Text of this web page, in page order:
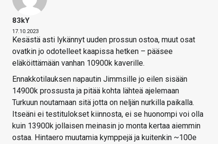
83kY
17.10.2023
Kesästä asti lykännyt uuden prossun ostoa, muut osat
ovatkin jo odotelleet kaapissa hetken – pääsee
eläköittämään vanhan 10900k kaverille.
Ennakkotilauksen napautin Jimmsille jo eilen sisään
14900k prossusta ja pitää kohta lähteä ajelemaan
Turkuun noutamaan sitä jotta on neljän nurkilla paikalla.
Itseäni ei testitulokset kiinnosta, ei se huonompi voi olla
kuin 13900k jollaisen meinasin jo monta kertaa aiemmin
ostaa. Hintaero muutamia kymppejä ja kuitenkin ~100e